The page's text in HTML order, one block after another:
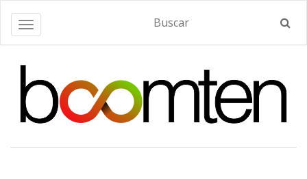
Alternar navegación